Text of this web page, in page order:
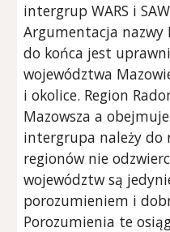
intergrup WARS i
Argumentacja nazwy
do końca jest
województwa
i okolice. Region
Mazowsza a
intergrupa należy do
regionów nie
województw są
porozumieniem i
Porozumienia te